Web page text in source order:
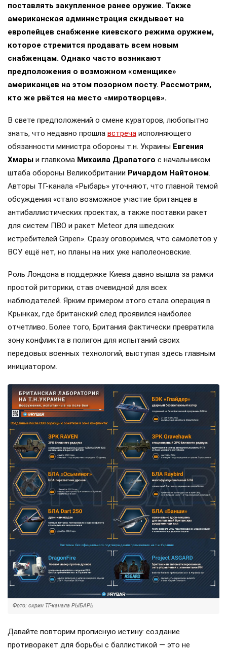
поставлять закупленное ранее оружие. Также
американская администрация скидывает на
европейцев снабжение киевского режима оружием,
которое стремится продавать всем новым
снабженцам. Однако часто возникают
предположения о возможном «сменщике»
американцев на этом позорном посту. Рассмотрим,
кто же рвётся на место «миротворцев».
В свете предположений о смене кураторов, любопытно
знать, что недавно прошла встреча исполняющего
обязанности министра обороны т.н. Украины Евгения
Хмары и главкома Михаила Драпатого с начальником
штаба обороны Великобритании Ричардом Найтоном.
Авторы ТГ-канала «Рыбарь» уточняют, что главной темой
обсуждения «стало возможное участие британцев в
антибаллистических проектах, а также поставки ракет
для систем ПВО и ракет Meteor для шведских
истребителей Gripen». Сразу оговоримся, что самолётов у
ВСУ ещё нет, но планы на них уже наполеоновские.
Роль Лондона в поддержке Киева давно вышла за рамки
простой риторики, став очевидной для всех
наблюдателей. Ярким примером этого стала операция в
Крынках, где британский след проявился наиболее
отчетливо. Более того, Британия фактически превратила
зону конфликта в полигон для испытаний своих
передовых военных технологий, выступая здесь главным
инициатором.
Фото: скрин ТГ-канала РЫБАРЬ
Давайте повторим прописную истину: создание
противоракет для борьбы с баллистикой — это не